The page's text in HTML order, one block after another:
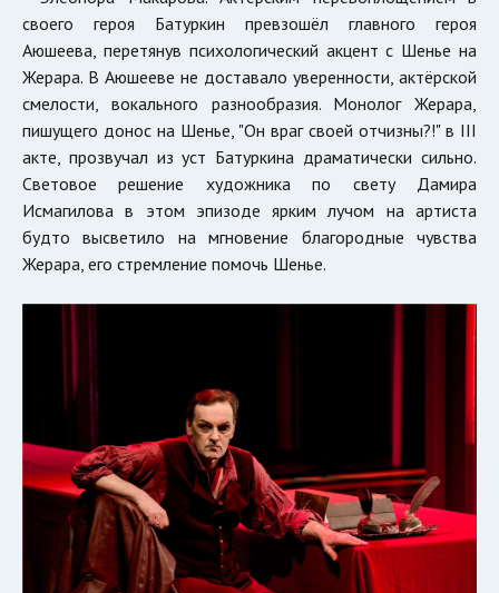
своего героя Батуркин превзошёл главного героя
Аюшеева, перетянув психологический акцент с Шенье на
Жерара. В Аюшееве не доставало уверенности, актёрской
смелости, вокального разнообразия. Монолог Жерара,
пишущего донос на Шенье, "Он враг своей отчизны?!" в III
акте, прозвучал из уст Батуркина драматически сильно.
Световое решение художника по свету Дамира
Исмагилова в этом эпизоде ярким лучом на артиста
будто высветило на мгновение благородные чувства
Жерара, его стремление помочь Шенье.